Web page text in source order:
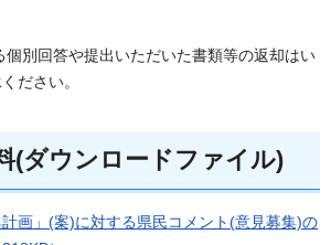
別回答や提出いただいた書類等の返却はい
ださい。
(ダウンロードファイル)
計画」(案)に対する県民コメント(意見募集)の